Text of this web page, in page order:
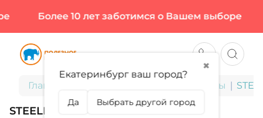
Более 10 лет заботимся о Вашем выборе
Главная БАДы для здоровья и красоты
STEELPOWER, POWERFLEX, 120 ТАБЛ
✖
Екатеринбург ваш город?
Да Выбрать другой город